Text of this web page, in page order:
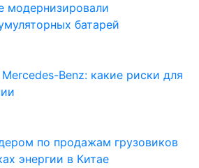
модернизировали
батарей
Benz: какие риски для
по продажам грузовиков
энергии в Китае